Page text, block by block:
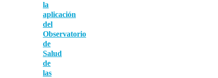
la
aplicación
del
Observatorio
de
Salud
de
las